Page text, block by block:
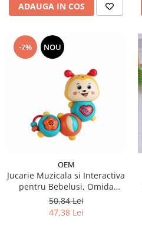
ADAUGA IN COS
-7% NOU
OEM
Jucarie Muzicala si Interactiva
pentru Bebelusi, Omida
Cantareata
50,84 Lei
47,38 Lei